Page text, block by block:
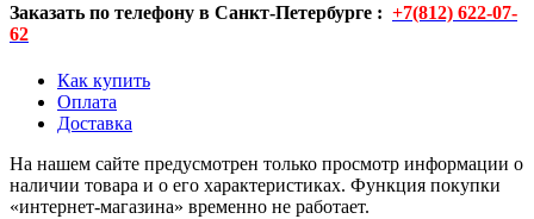
Заказать по телефону в Санкт-Петербурге : +7(812) 622-07-
62
Как купить
Оплата
Доставка
На нашем сайте предусмотрен только просмотр информации о
наличии товара и о его характеристиках. Функция покупки
«интернет-магазина» временно не работает.